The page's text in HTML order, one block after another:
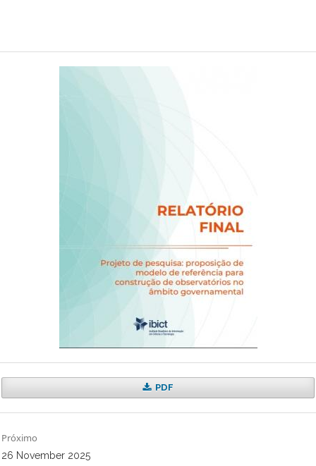
PDF
Próximo
26 November 2025